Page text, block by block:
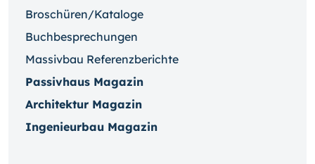
Broschüren/Kataloge
Buchbesprechungen
Massivbau Referenzberichte
Passivhaus Magazin
Architektur Magazin
Ingenieurbau Magazin